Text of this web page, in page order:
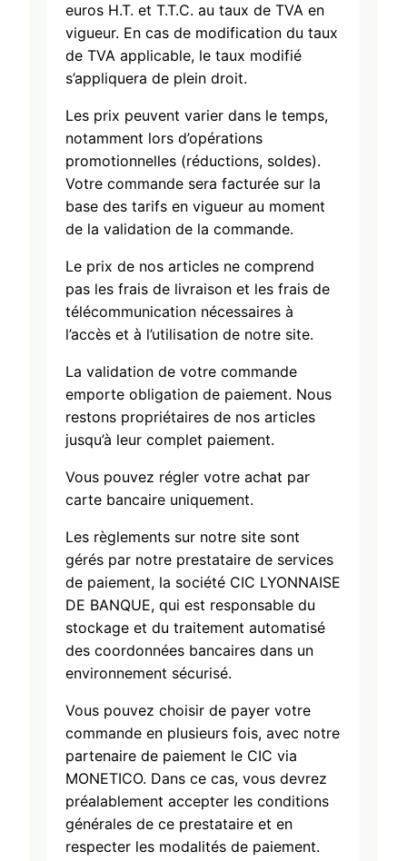
euros H.T. et T.T.C. au taux de TVA en
vigueur. En cas de modification du taux
de TVA applicable, le taux modifié
s’appliquera de plein droit.
Les prix peuvent varier dans le temps,
notamment lors d’opérations
promotionnelles (réductions, soldes).
Votre commande sera facturée sur la
base des tarifs en vigueur au moment
de la validation de la commande.
Le prix de nos articles ne comprend
pas les frais de livraison et les frais de
télécommunication nécessaires à
l’accès et à l’utilisation de notre site.
La validation de votre commande
emporte obligation de paiement. Nous
restons propriétaires de nos articles
jusqu’à leur complet paiement.
Vous pouvez régler votre achat par
carte bancaire uniquement.
Les règlements sur notre site sont
gérés par notre prestataire de services
de paiement, la société CIC LYONNAISE
DE BANQUE, qui est responsable du
stockage et du traitement automatisé
des coordonnées bancaires dans un
environnement sécurisé.
Vous pouvez choisir de payer votre
commande en plusieurs fois, avec notre
partenaire de paiement le CIC via
MONETICO. Dans ce cas, vous devrez
préalablement accepter les conditions
générales de ce prestataire et en
respecter les modalités de paiement.